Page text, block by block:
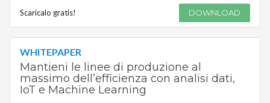
Scaricalo gratis! DOWNLOAD
WHITEPAPER
Mantieni le linee di produzione al
massimo dell’efficienza con analisi dati,
IoT e Machine Learning